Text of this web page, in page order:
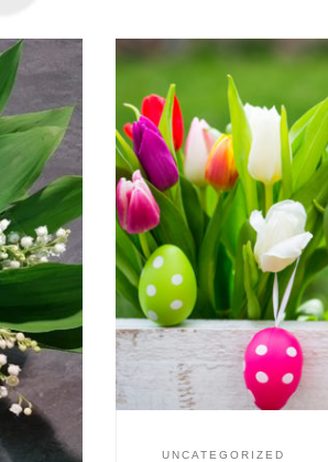
UNCATEGORIZED